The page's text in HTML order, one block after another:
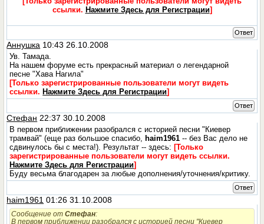
ссылки. Нажмите Здесь для Регистрации]
Ответ
Аннушка 10:43 26.10.2008
Ув. Тамада.
На нашем форуме есть прекрасный материал о легендарной
песне "Хава Нагила"
[Только зарегистрированные пользователи могут видеть
ссылки. Нажмите Здесь для Регистрации]
Ответ
Стефан 22:37 30.10.2008
В первом приближении разобрался с историей песни "Киевер
трамвай" (еще раз большое спасибо, haim1961 -- без Вас дело не
сдвинулось бы с места!). Результат -- здесь: [Только
зарегистрированные пользователи могут видеть ссылки.
Нажмите Здесь для Регистрации]
Буду весьма благодарен за любые дополнения/уточнения/критику.
Ответ
haim1961 01:26 31.10.2008
Сообщение отСтефан:
В первом приближении разобрался с историей песни "Киевер